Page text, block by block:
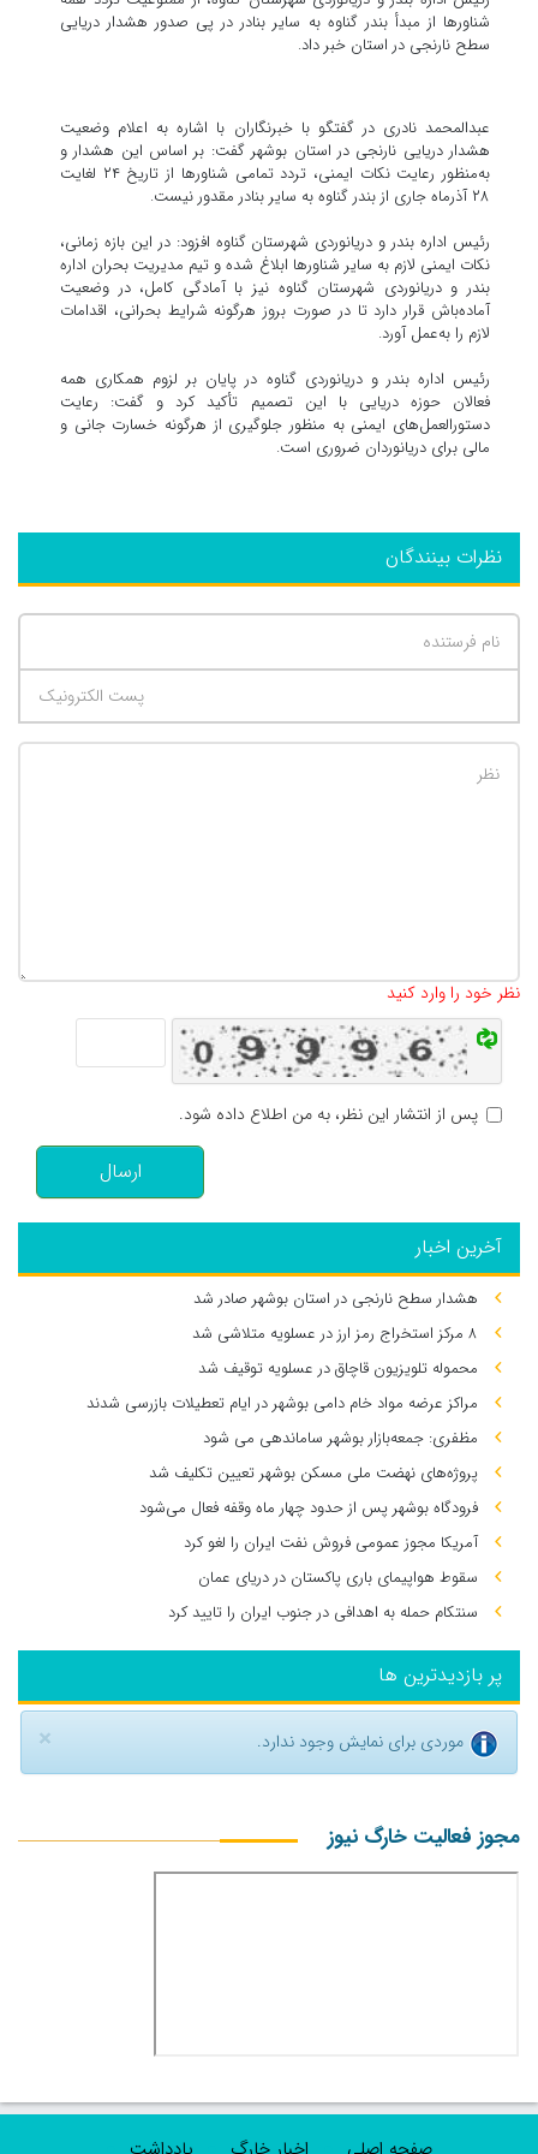
شناورها از مبدأ بندر گناوه به سایر بنادر در پی صدور هشدار دریایی
سطح نارنجی در استان خبر داد.
عبدالمحمد نادری در گفتگو با خبرنگاران با اشاره به اعلام وضعیت
هشدار دریایی نارنجی در استان بوشهر گفت: بر اساس این هشدار و
به‌منظور رعایت نکات ایمنی، تردد تمامی شناورها از تاریخ ۲۴ لغایت
۲۸ آذرماه جاری از بندر گناوه به سایر بنادر مقدور نیست.
رئیس اداره بندر و دریانوردی شهرستان گناوه افزود: در این بازه زمانی،
نکات ایمنی لازم به سایر شناورها ابلاغ شده و تیم مدیریت بحران اداره
بندر و دریانوردی شهرستان گناوه نیز با آمادگی کامل، در وضعیت
آماده‌باش قرار دارد تا در صورت بروز هرگونه شرایط بحرانی، اقدامات
لازم را به‌عمل آورد.
رئیس اداره بندر و دریانوردی گناوه در پایان بر لزوم همکاری همه
فعالان حوزه دریایی با این تصمیم تأکید کرد و گفت: رعایت
دستورالعمل‌های ایمنی به منظور جلوگیری از هرگونه خسارت جانی و
مالی برای دریانوردان ضروری است.
نظرات بینندگان
نظر خود را وارد کنید
پس از انتشار این نظر، به من اطلاع داده شود.
ارسال
آخرین اخبار
هشدار سطح نارنجی در استان بوشهر صادر شد
۸ مرکز استخراج رمز ارز در عسلویه متلاشی شد
محموله تلویزیون قاچاق در عسلویه توقیف شد
مراکز عرضه مواد خام دامی بوشهر در ایام تعطیلات بازرسی شدند
مظفری: جمعه‌بازار بوشهر ساماندهی می‌ شود
پروژه‌های نهضت ملی مسکن بوشهر تعیین تکلیف شد
فرودگاه بوشهر پس از حدود چهار ماه وقفه فعال می‌شود
آمریکا مجوز عمومی فروش نفت ایران را لغو کرد
سقوط هواپیمای باری پاکستان در دریای عمان
سنتکام حمله به اهدافی در جنوب ایران را تایید کرد
پر بازدیدترین ها
× موردی برای نمایش وجود ندارد.
مجوز فعالیت خارگ نیوز